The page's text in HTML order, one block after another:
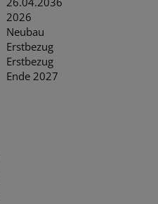
2026
Neubau
Erstbezug
Erstbezug
Ende 2027